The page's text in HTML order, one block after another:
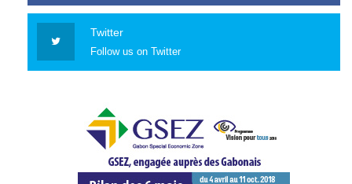
Twitter
Follow us on Twitter